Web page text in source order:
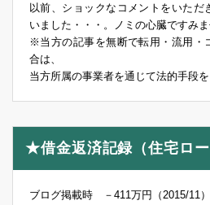
以前、ショックなコメントをいただ
いました・・・。ノミの心臓ですみま
※当方の記事を無断で転用・流用・
合は、
当方所属の事業者を通じて法的手段
★借金返済記録（住宅ロー
ブログ掲載時 －411万円（2015/11）